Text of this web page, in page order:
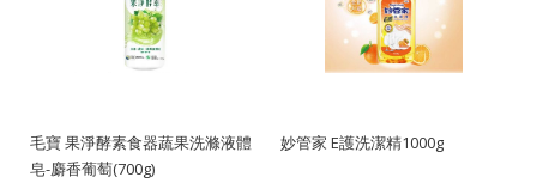
毛寶 果淨酵素食器蔬果洗滌液體
皂-麝香葡萄(700g)
妙管家 E護洗潔精1000g